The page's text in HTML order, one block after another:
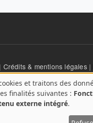
Crédits & mentions légales|
et traitons des
finalités suivantes :
externe intégré.